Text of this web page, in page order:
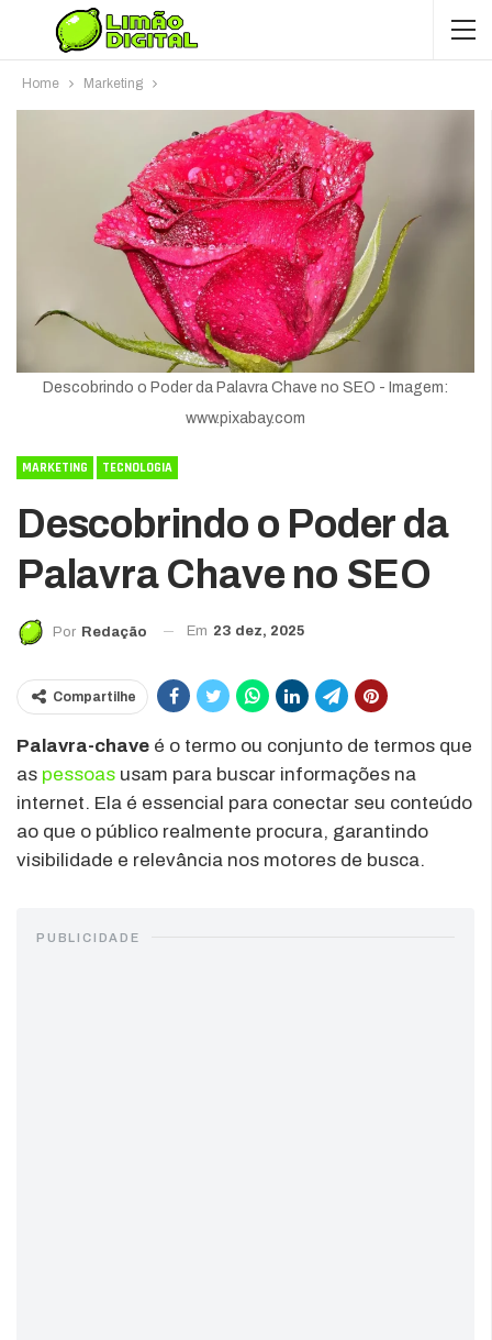
Home Marketing
Descobrindo o Poder da Palavra Chave no SEO - Imagem:
www.pixabay.com
MARKETING TECNOLOGIA
Descobrindo o Poder da
Palavra Chave no SEO
Por Redação Em 23 dez, 2025
Compartilhe
Palavra-chave é o termo ou conjunto de termos que
as pessoas usam para buscar informações na
internet. Ela é essencial para conectar seu conteúdo
ao que o público realmente procura, garantindo
visibilidade e relevância nos motores de busca.
PUBLICIDADE